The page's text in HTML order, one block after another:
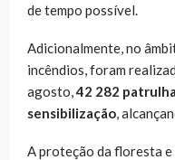
de tempo possível.
Adicionalmente, no
incêndios, foram
agosto,42 282
sensibilização,
A proteção da floresta e